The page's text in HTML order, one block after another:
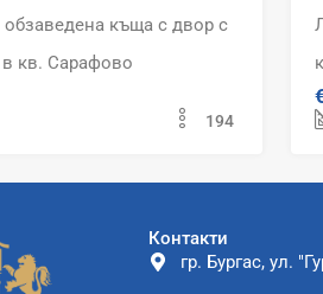
къща с двор с
кв. Сарафово
194
Контакти
гр. Бургас, ул.